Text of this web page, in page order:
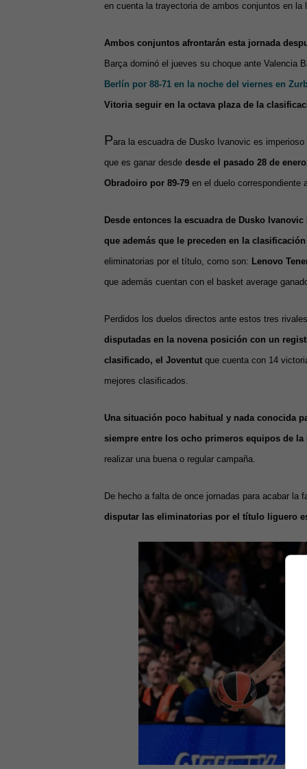
en cuenta la trayectoria de ambos conjuntos en
Ambos conjuntos afrontarán esta jornada
Barça dominó el jueves su choque ante Valencia
Berlín por 88-71 en la noche del viernes en
Vitoria seguir en la octava plaza de la
Para la escuadra de Dusko Ivanovic es
que es ganar desde desde el pasado 28 de
Obradoiro por 89-79 en el duelo correspondiente
Desde entonces la escuadra de Dusko
que además que le preceden en la
eliminatorias por el título, como son: Lenovo
que además cuentan con el basket average
Perdidos los duelos directos ante estos tres
disputadas en la novena posición con un
clasificado, el Joventut que cuenta con 14
mejores clasificados.
Una situación poco habitual y nada conocida
siempre entre los ocho primeros equipos de la
realizar una buena o regular campaña.
De hecho a falta de once jornadas para acabar la
disputar las eliminatorias por el título liguero